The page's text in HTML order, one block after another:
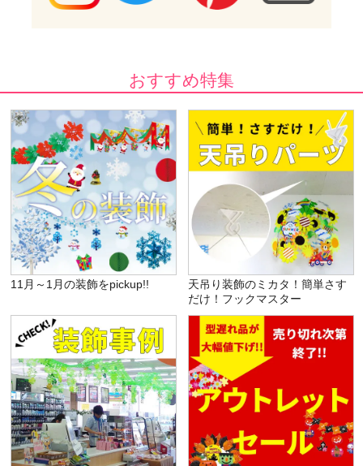
おすすめ特集
11月～1月の装飾をpickup!!
天吊り装飾のミカタ！簡単さす
だけ！フックマスター